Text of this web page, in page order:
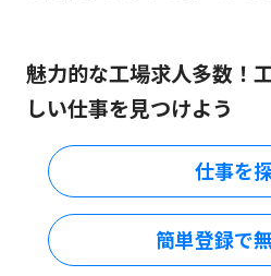
魅力的な工場求人多数！
しい仕事を見つけよう
仕事を
簡単登録で